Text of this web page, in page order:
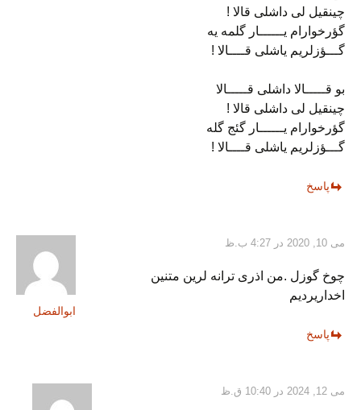
چینقیل لی داشلی قالا !
گؤرخوارام یــــــار گلمه یه
گـــؤزلریم یاشلی قــــالا !
بو قـــــالا داشلی قـــــالا
چینقیل لی داشلی قالا !
گؤرخوارام یــــــار گئج گله
گـــؤزلریم یاشلی قــــالا !
پاسخ
ابوالفضل
می 10, 2020 در 4:27 ب.ظ
چوخ گوزل .من اذری ترانه لرین متنین
اخداریردیم
پاسخ
می 12, 2024 در 10:40 ق.ظ